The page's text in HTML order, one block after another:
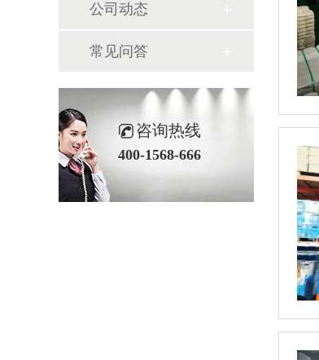
公司动态
常见问答
咨询热线
400-1568-666